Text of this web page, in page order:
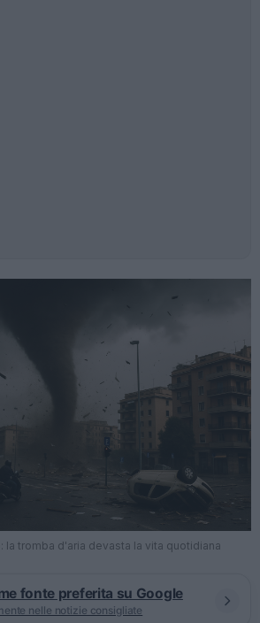
la tromba d'aria devasta la vita quotidiana
fonte preferita su Google
nelle notizie consigliate